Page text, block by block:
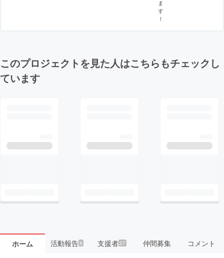
ま
す
！
このプロジェクトを見た人はこちらもチェックし
ています
ホーム 活動報告9 支援者27 仲間募集 コメント